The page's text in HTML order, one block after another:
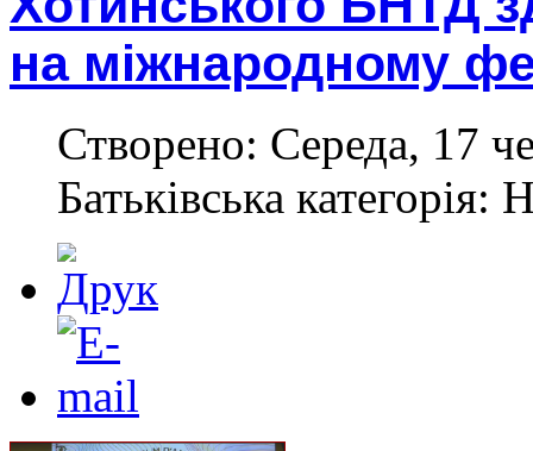
на міжнародному
Створено: Середа, 17
Батьківська категорія: